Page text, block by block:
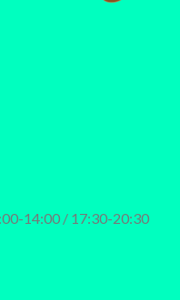
14:00 / 17:30-20:30